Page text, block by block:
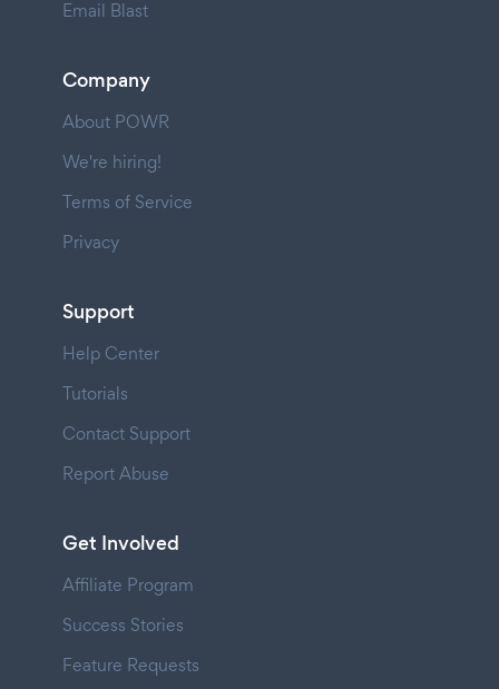
Email Blast
Company
About POWR
We're hiring!
Terms of Service
Privacy
Support
Help Center
Tutorials
Contact Support
Report Abuse
Get Involved
Affiliate Program
Success Stories
Feature Requests